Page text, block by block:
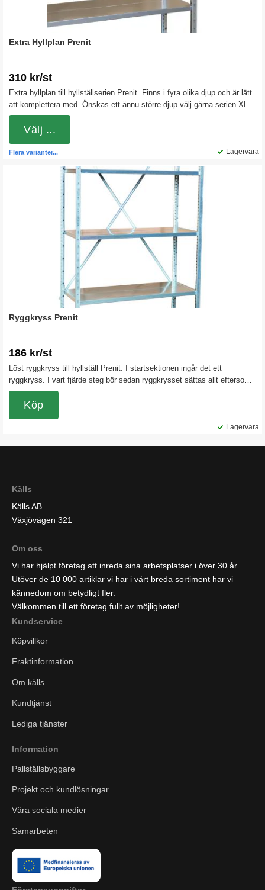
Extra Hyllplan Prenit
310 kr/st
Extra hyllplan till hyllställserien Prenit. Finns i fyra olika djup och är lätt
att komplettera med. Önskas ett ännu större djup välj gärna serien XL-
Prenit.
Lagervara
Flera varianter...
Välj ...
Ryggkryss Prenit
186 kr/st
Löst ryggkryss till hyllställ Prenit. I startsektionen ingår det ett
ryggkryss. I vart fjärde steg bör sedan ryggkrysset sättas allt eftersom
det byggs till fler sektioner.
Lagervara
Köp
Källs
Källs AB
Växjövägen 321
Om oss
Vi har hjälpt företag att inreda sina arbetsplatser i över 30 år.
Utöver de 10 000 artiklar vi har i vårt breda sortiment har vi
kännedom om betydligt fler.
Välkommen till ett företag fullt av möjligheter!
Kundservice
Köpvillkor
Fraktinformation
Om källs
Kundtjänst
Lediga tjänster
Information
Pallställsbyggare
Projekt och kundlösningar
Våra sociala medier
Samarbeten